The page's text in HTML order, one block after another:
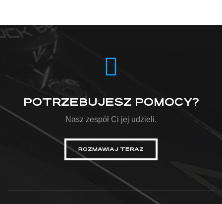
POTRZEBUJESZ POMOCY?
Nasz zespół Ci jej udzieli.
ROZMAWIAJ TERAZ